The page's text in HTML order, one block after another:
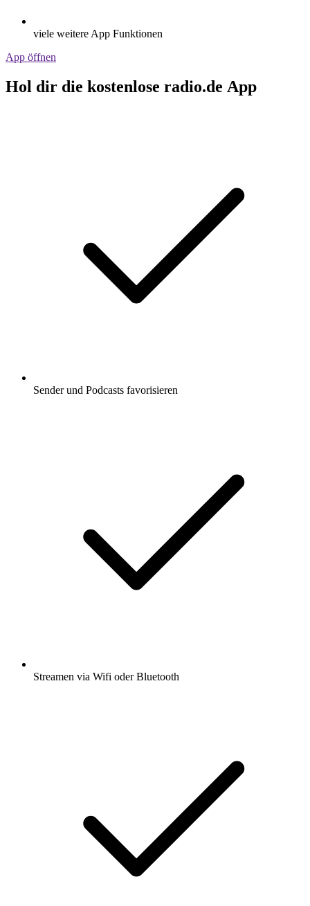
viele weitere App Funktionen
App öffnen
Hol dir die kostenlose radio.de App
Sender und Podcasts favorisieren
Streamen via Wifi oder Bluetooth